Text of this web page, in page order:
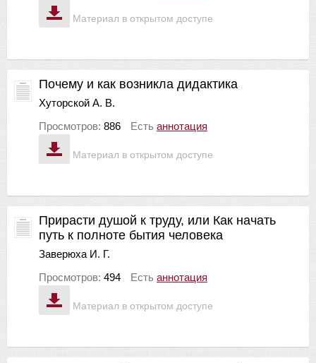
Материал в открытом доступе
Материал в открытом доступе
Почему и как возникла дидактика
Хуторской А. В.
Просмотров: 886 Есть аннотация
Материал в открытом доступе
Прирасти душой к труду, или Как начать
путь к полноте бытия человека
Заверюха И. Г.
Просмотров: 494 Есть аннотация